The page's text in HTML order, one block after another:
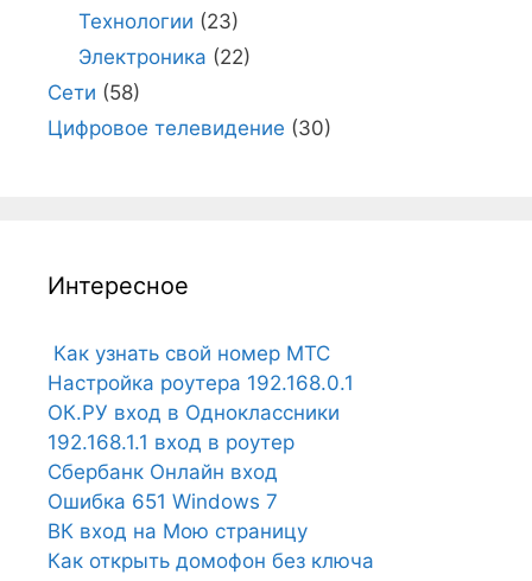
Технологии (23)
Электроника (22)
Сети (58)
Цифровое телевидение (30)
Интересное
Как узнать свой номер МТС
Настройка роутера 192.168.0.1
ОК.РУ вход в Одноклассники
192.168.1.1 вход в роутер
Сбербанк Онлайн вход
Ошибка 651 Windows 7
ВК вход на Мою страницу
Как открыть домофон без ключа